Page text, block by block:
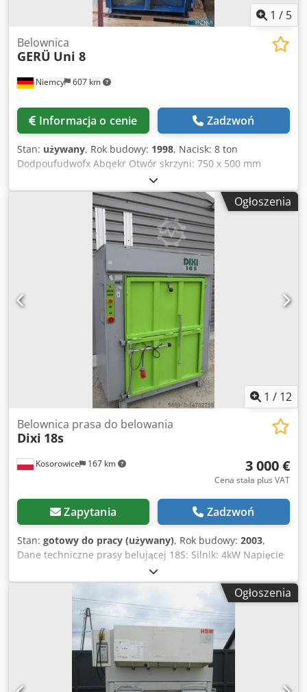
1 / 5
Niemcy 607 km
Belownica
GERÜ Uni 8
Informacja o cenie Zadzwoń
Stan: używany, Rok budowy: 1998, Nacisk: 8 ton
Dodpoufudwofx Abqekr Otwór skrzyni: 750 x 500 mm
Głębokość skrzyni: 450 mm Materiał: karton, plastik - karton
Rozmiar wkładki: 690 x 500 mm Napięcie: 230 / 50 V / Hz
Wymiary transportowe maszyny: 900 x 600 x 2150 mm
Ogłoszenia
1 / 12
Kosorowice 167 km
Belownica prasa do belowania
Dixi 18s
3 000 €
Cena stała plus VAT
Zapytania Zadzwoń
Stan: gotowy do pracy (używany), Rok budowy: 2003,
Dane techniczne prasy belującej 18S: Silnik: 4kW Napięcie
przyłączeniowe: 400/50 V/Hz Siła nacisku: maks. 180 kN
Czas cyklu: 22 s Czas prasowania: 12 s Dkedpfx Aora
Aghobqor Otwór do napełniania szer. x wys.: 107 x 62 cm
wysokość w. Podłoga: 98 cm Wyrzucona bela* szer. x wys. x
gł.: ok. 110 x 70 x 70-80 cm Masa beli: maks. 120 - 180 kg
Wymiary szer. x gł. x wys.: 152 x 95 x 197 cm Waga 850kg
Rocznik 2003-2005 kosztuje 3000 eur Rocznik 2006-2009
kosztuje 3500 eur Rocznik 2010-2013 kosztuje 4500 eur
Rocznik 2016-2018 kosztuje 5000 eur
Ogłoszenia